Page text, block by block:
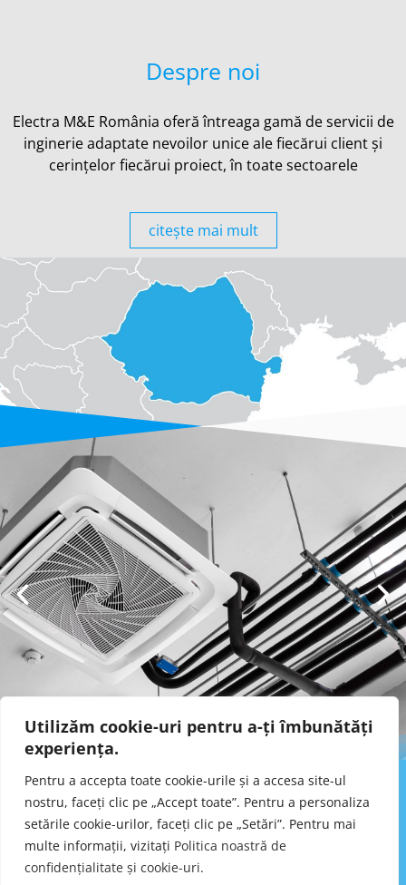
Utilizăm cookie-uri pentru a-ți îmbunătăți
experiența.
Pentru a accepta toate cookie-urile și a accesa site-ul
nostru, faceți clic pe „Accept toate”. Pentru a personaliza
setările cookie-urilor, faceți clic pe „Setări”. Pentru mai
multe informații, vizitați Politica noastră de
confidențialitate și cookie-uri.
Despre noi
Electra M&E România oferă întreaga gamă de servicii de
inginerie adaptate nevoilor unice ale fiecărui client și
cerințelor fiecărui proiect, în toate sectoarele
citeşte mai mult
Încălzire, ventilație și
aer condiționat
Va rog sa ne contactati